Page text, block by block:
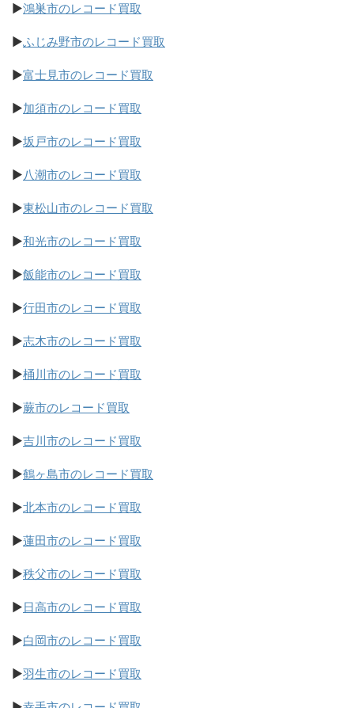
▶鴻巣市のレコード買取
▶ふじみ野市のレコード買取
▶富士見市のレコード買取
▶加須市のレコード買取
▶坂戸市のレコード買取
▶八潮市のレコード買取
▶東松山市のレコード買取
▶和光市のレコード買取
▶飯能市のレコード買取
▶行田市のレコード買取
▶志木市のレコード買取
▶桶川市のレコード買取
▶蕨市のレコード買取
▶吉川市のレコード買取
▶鶴ヶ島市のレコード買取
▶北本市のレコード買取
▶蓮田市のレコード買取
▶秩父市のレコード買取
▶日高市のレコード買取
▶白岡市のレコード買取
▶羽生市のレコード買取